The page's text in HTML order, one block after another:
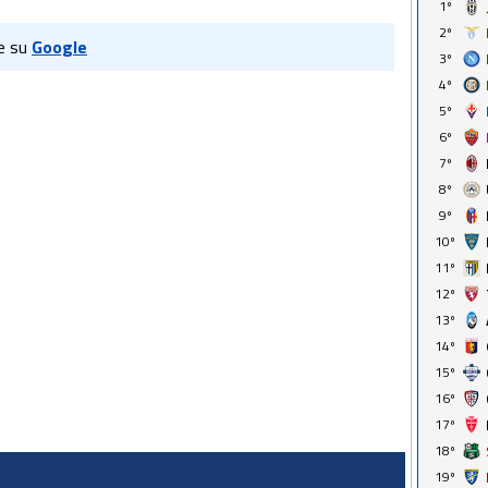
su Google
1º
2º
3º
4º
5º
6º
7º
8º
9º
10º
11º
12º
13º
14º
15º
16º
17º
18º
19º